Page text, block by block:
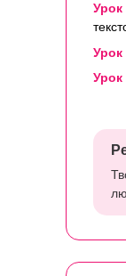
Урок
Урок
Урок